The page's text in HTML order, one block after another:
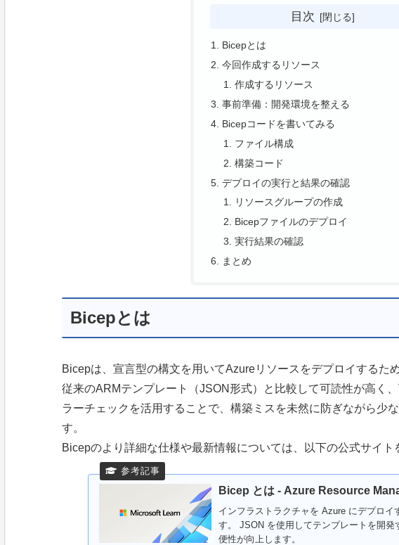
目次
Bicepとは
今回作成するリソース
作成するリソース
事前準備：開発環境を整える
Bicepコードを書いてみる
ファイル構成
構築コード
デプロイの実行と結果の確認
リソースグループの作成
Bicepファイルのデプロイ
実行結果の確認
まとめ
Bicepとは
Bicepは、宣言型の構文を用いてAzureリソースをデプロイするた
従来のARMテンプレート（JSON形式）と比較して可読性が高く
ラーチェックを活用することで、構築ミスを未然に防ぎながら少
す。
Bicepのより詳細な仕様や最新情報については、以下の公式サイト
Bicep とは - Azure Resource
インフラストラクチャを Azure にデプロイ
す。 JSON を使用してテンプレートを開発
便性が向上します。